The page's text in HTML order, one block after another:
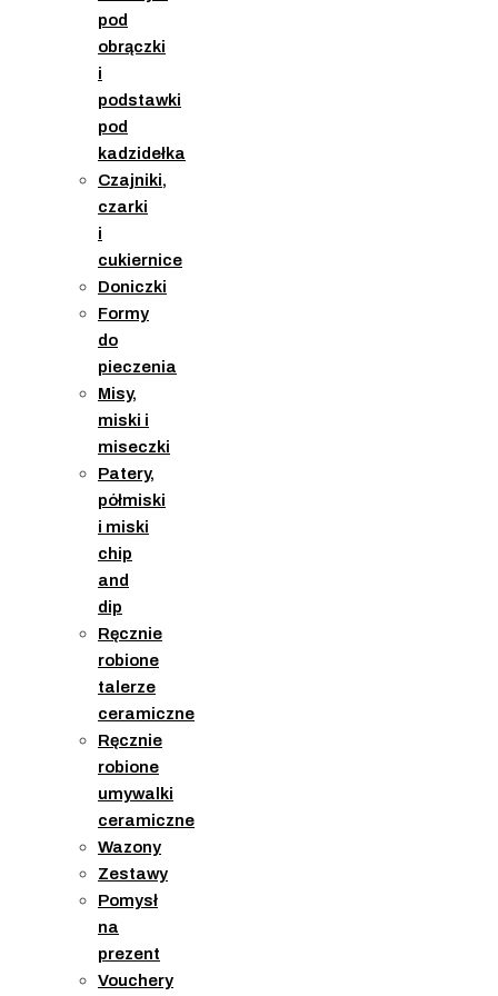
pod
obrączki
i
podstawki
pod
kadzidełka
Czajniki,
czarki
i
cukiernice
Doniczki
Formy
do
pieczenia
Misy,
miski i
miseczki
Patery,
półmiski
i miski
chip
and
dip
Ręcznie
robione
talerze
ceramiczne
Ręcznie
robione
umywalki
ceramiczne
Wazony
Zestawy
Pomysł
na
prezent
Vouchery